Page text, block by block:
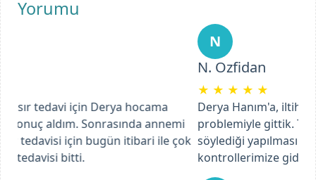
Yorumu
Derya Hanım'a, iltihaplı ayak tırnağı batması
problemiyle gittik. Tedaviye başladı ve süreç içinde
söylediği yapılması gerekenleri uygulayarak ve
kontrollerimize giderek tam bir tedavi sağladık.